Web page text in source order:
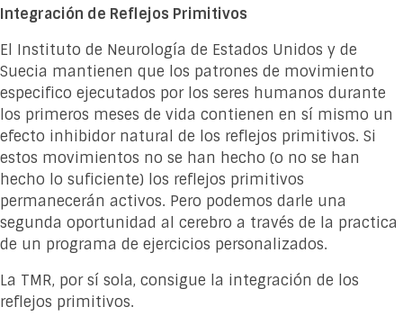
Integración de Reflejos Primitivos
El Instituto de Neurología de Estados Unidos y de
Suecia mantienen que los patrones de movimiento
especifico ejecutados por los seres humanos durante
los primeros meses de vida contienen en sí mismo un
efecto inhibidor natural de los reflejos primitivos. Si
estos movimientos no se han hecho (o no se han
hecho lo suficiente) los reflejos primitivos
permanecerán activos. Pero podemos darle una
segunda oportunidad al cerebro a través de la practica
de un programa de ejercicios personalizados.
La TMR, por sí sola, consigue la integración de los
reflejos primitivos.